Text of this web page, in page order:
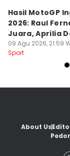
Hasil MotoGP
2026: Raul
Juara, Aprilia
09 Agu 2026, 21:59
Sport
About Us